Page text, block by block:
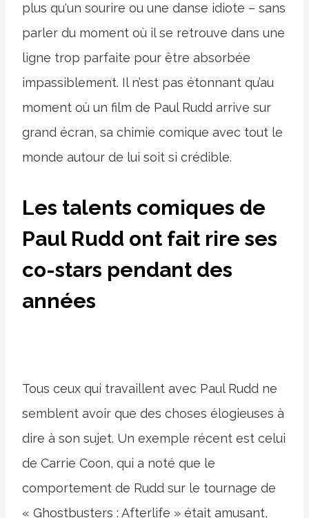
plus qu'un sourire ou une danse idiote – sans
parler du moment où il se retrouve dans une
ligne trop parfaite pour être absorbée
impassiblement. Il n’est pas étonnant qu’au
moment où un film de Paul Rudd arrive sur
grand écran, sa chimie comique avec tout le
monde autour de lui soit si crédible.
Les talents comiques de
Paul Rudd ont fait rire ses
co-stars pendant des
années
Tous ceux qui travaillent avec Paul Rudd ne
semblent avoir que des choses élogieuses à
dire à son sujet. Un exemple récent est celui
de Carrie Coon, qui a noté que le
comportement de Rudd sur le tournage de
« Ghostbusters : Afterlife » était amusant,